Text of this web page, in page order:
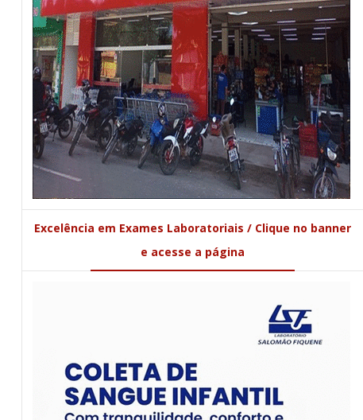
Excelência em Exames Laboratoriais / Clique no banner
e acesse a página